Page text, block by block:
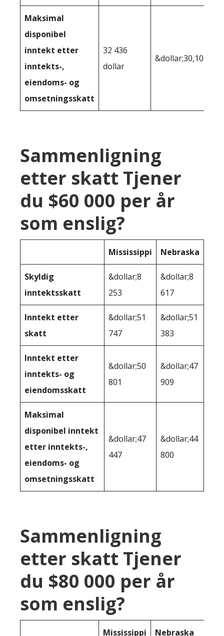
Maksimal
disponibel
inntekt etter
inntekts-,
eiendoms- og
omsetningsskatt
32 436
dollar
&dollar;30,106
Sammenligning
etter skatt Tjener
du $60 000 per år
som enslig?
Mississippi Nebraska
Skyldig
inntektsskatt
&dollar;8
253
&dollar;8
617
Inntekt etter
skatt
&dollar;51
747
&dollar;51
383
Inntekt etter
inntekts- og
eiendomsskatt
&dollar;50
801
&dollar;47
909
Maksimal
disponibel inntekt
etter inntekts-,
eiendoms- og
omsetningsskatt
&dollar;47
447
&dollar;44
800
Sammenligning
etter skatt Tjener
du $80 000 per år
som enslig?
Mississippi Nebraska